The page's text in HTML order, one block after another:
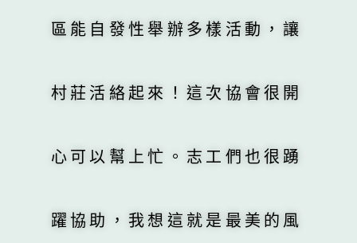
區能自發性舉辦多樣活動，讓
村莊活絡起來！這次協會很開
心可以幫上忙。志工們也很踴
躍協助，我想這就是最美的風